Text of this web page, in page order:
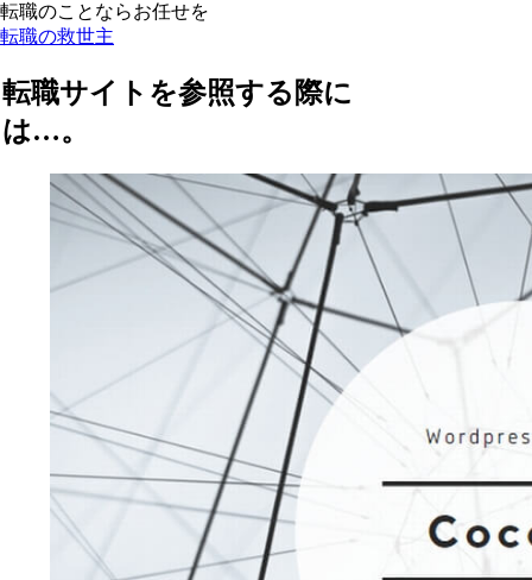
転職のことならお任せを
転職の救世主
転職サイトを参照する際に
は…。